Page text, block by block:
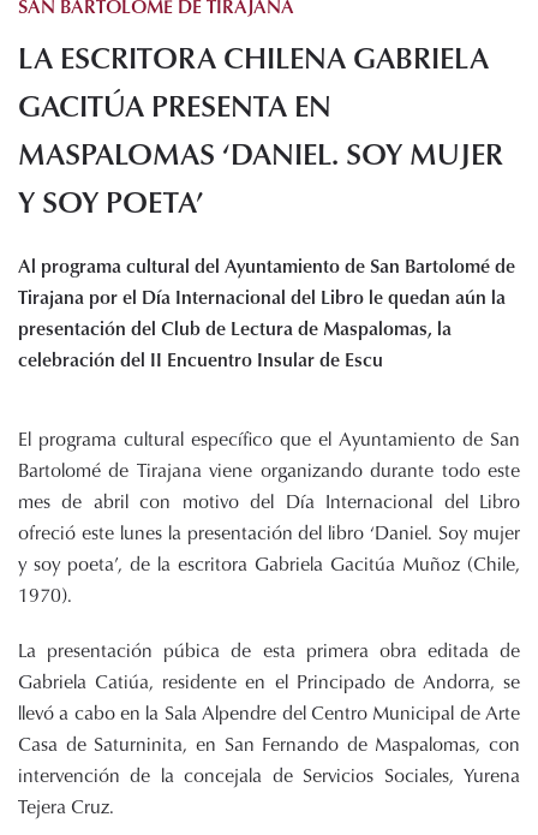
Servicios
Noticias
Enlaces de interés
Audiovisuales
Transparencia
Sede electrónica
Contacto
SAN BARTOLOMÉ DE TIRAJANA
LA ESCRITORA CHILENA GABRIELA
GACITÚA PRESENTA EN
MASPALOMAS ‘DANIEL. SOY MUJER
Y SOY POETA’
Al programa cultural del Ayuntamiento de San Bartolomé de
Tirajana por el Día Internacional del Libro le quedan aún la
presentación del Club de Lectura de Maspalomas, la
celebración del II Encuentro Insular de Escu
El programa cultural específico que el Ayuntamiento de San
Bartolomé de Tirajana viene organizando durante todo este
mes de abril con motivo del Día Internacional del Libro
ofreció este lunes la presentación del libro ‘Daniel. Soy mujer
y soy poeta’, de la escritora Gabriela Gacitúa Muñoz (Chile,
1970).
La presentación púbica de esta primera obra editada de
Gabriela Catiúa, residente en el Principado de Andorra, se
llevó a cabo en la Sala Alpendre del Centro Municipal de Arte
Casa de Saturninita, en San Fernando de Maspalomas, con
intervención de la concejala de Servicios Sociales, Yurena
Tejera Cruz.